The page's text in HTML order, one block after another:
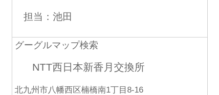
担当：池田
グーグルマップ検索
NTT西日本新香月交換所
北九州市八幡西区楠橋南1丁目8-16